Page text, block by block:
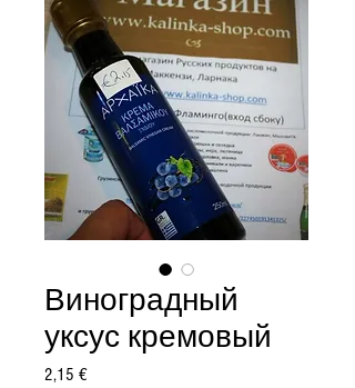
Виноградный
уксус кремовый
2,15 €Цена